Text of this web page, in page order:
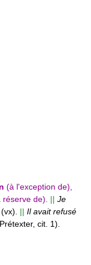
(à l'exception de),
réserve de). || Je
(vx). || Il avait refusé
cit. 1).